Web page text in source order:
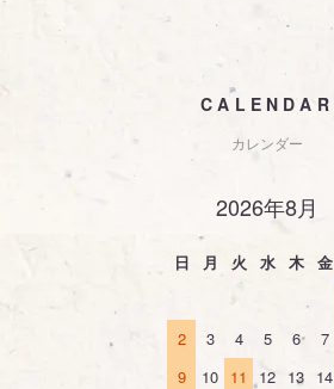
CALENDAR
カレンダー
2026年8月
日 月 火 水 木 金
2
3 4 5 6 7
9
10 11 12 13 14